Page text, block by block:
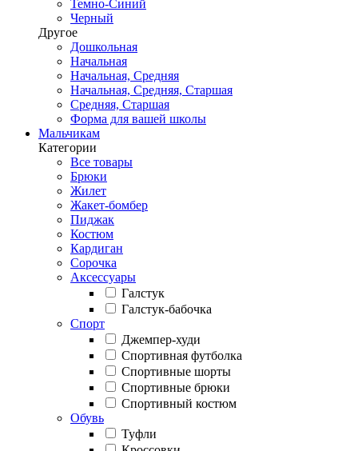
Темно-Синий
Черный
Другое
Дошкольная
Начальная
Начальная, Средняя
Начальная, Средняя, Старшая
Средняя, Старшая
Форма для вашей школы
Мальчикам
Категории
Все товары
Брюки
Жилет
Жакет-бомбер
Пиджак
Костюм
Кардиган
Сорочка
Аксессуары
Галстук
Галстук-бабочка
Спорт
Джемпер-худи
Спортивная футболка
Спортивные шорты
Спортивные брюки
Спортивный костюм
Обувь
Туфли